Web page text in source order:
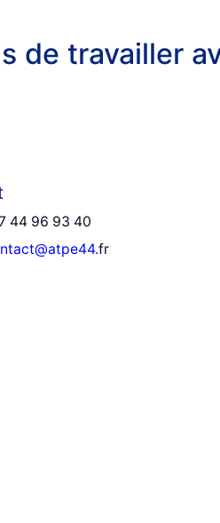
de travailler
44 96 93 40
fr